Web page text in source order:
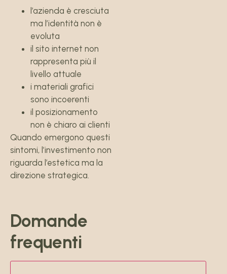
l’azienda è cresciuta
ma l’identità non è
evoluta
il sito internet non
rappresenta più il
livello attuale
i materiali grafici
sono incoerenti
il posizionamento
non è chiaro ai clienti
Quando emergono questi
sintomi, l’investimento non
riguarda l’estetica ma la
direzione strategica.
Domande
frequenti